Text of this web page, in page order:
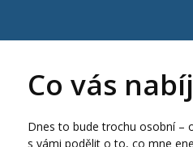
Co vás
Dnes to bude trochu osobní –
s vámi podělit o to, co mne